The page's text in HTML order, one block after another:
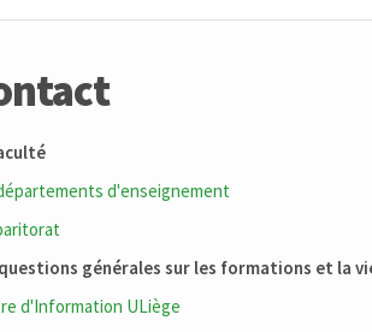
d'enseignement
générales sur les formations et la
d'Information ULiège